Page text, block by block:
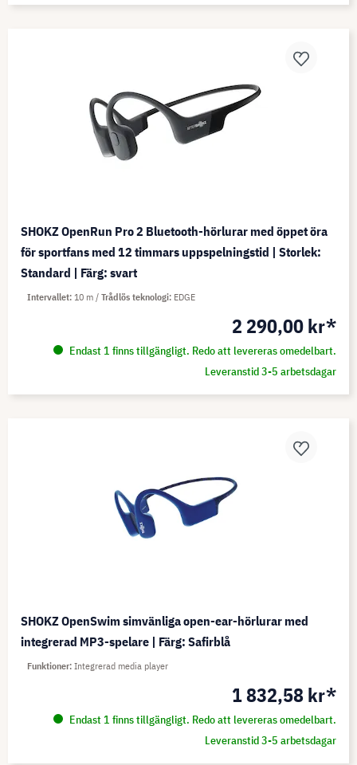
SHOKZ OpenRun Pro 2 Bluetooth-hörlurar med öppet öra
för sportfans med 12 timmars uppspelningstid | Storlek:
Standard | Färg: svart
2 290,00 kr*
Endast 1 finns tillgängligt. Redo att levereras omedelbart.
Leveranstid 3-5 arbetsdagar
Intervallet 10 m Trådlös teknologi EDGE
SHOKZ OpenSwim simvänliga open-ear-hörlurar med
integrerad MP3-spelare | Färg: Safirblå
1 832,58 kr*
Endast 1 finns tillgängligt. Redo att levereras omedelbart.
Leveranstid 3-5 arbetsdagar
Funktioner Integrerad media player